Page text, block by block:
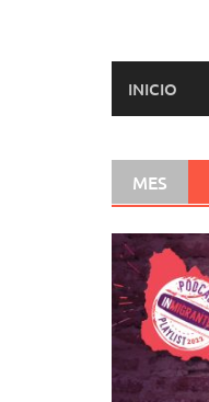
INICIO
MES